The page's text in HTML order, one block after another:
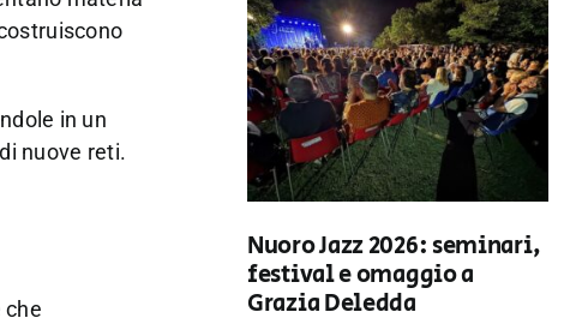
in un
nuove reti.
che
Nuoro Jazz 2026: seminari,
festival e omaggio a
Grazia Deledda